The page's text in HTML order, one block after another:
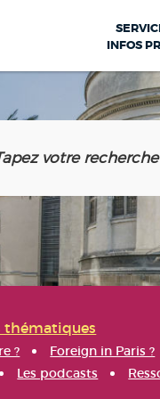
INFOS
thématiques
? Foreign in Paris ?
Les podcasts